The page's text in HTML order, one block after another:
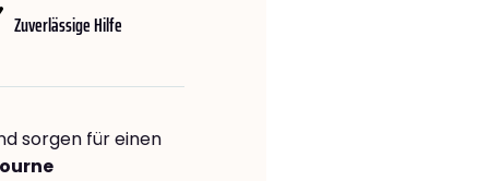
Zuverlässige Hilfe
sorgen für einen